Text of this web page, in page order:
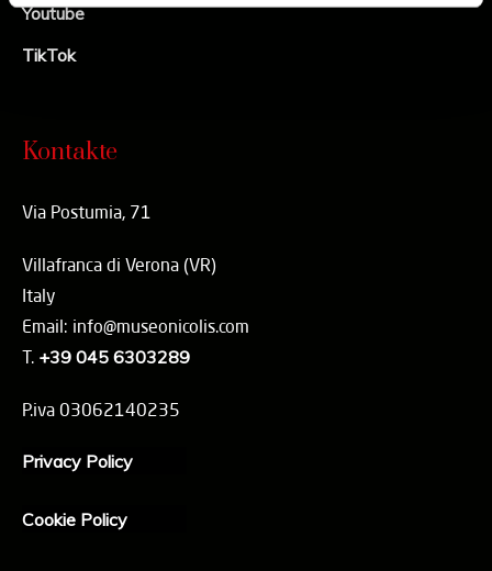
Youtube
TikTok
Kontakte
Via Postumia, 71
Villafranca di Verona (VR)
Italy
Email: info@museonicolis.com
T. +39 045 6303289
P.iva 03062140235
Privacy Policy
Cookie Policy